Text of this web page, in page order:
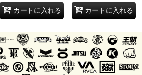
カートに入れる カートに入れる